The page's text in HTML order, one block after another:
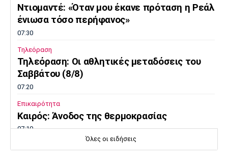
Ντιομαντέ: «Όταν μου έκανε πρόταση η Ρεάλ
ένιωσα τόσο περήφανος»
07:30
Τηλεόραση
Τηλεόραση: Οι αθλητικές μεταδόσεις του
Σαββάτου (8/8)
07:20
Επικαιρότητα
Καιρός: Άνοδος της θερμοκρασίας
07:10
Όλες οι ειδήσεις